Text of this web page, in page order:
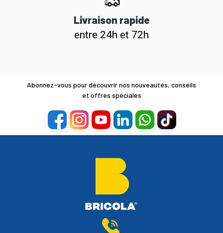
Livraison rapide
entre 24h et 72h
Abonnez-vous pour découvrir nos nouveautés, conseils
et offres spéciales